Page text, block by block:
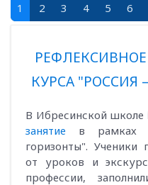
1 2 3 4 5 6
РЕФЛЕКСИВНОЕ
КУРСА "РОССИЯ
В Ибресинской
занятие в рамках
горизонты". Ученики
от уроков и
профессии,